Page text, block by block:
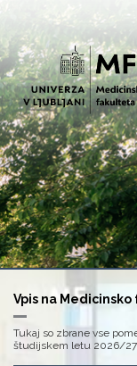
Vpis na
Tukaj so zbrane vse
študijskem letu 2026/27.